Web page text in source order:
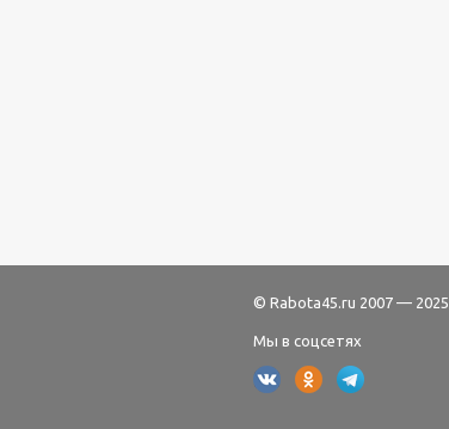
© Rabota45.ru 2007 — 2025
Мы в соцсетях